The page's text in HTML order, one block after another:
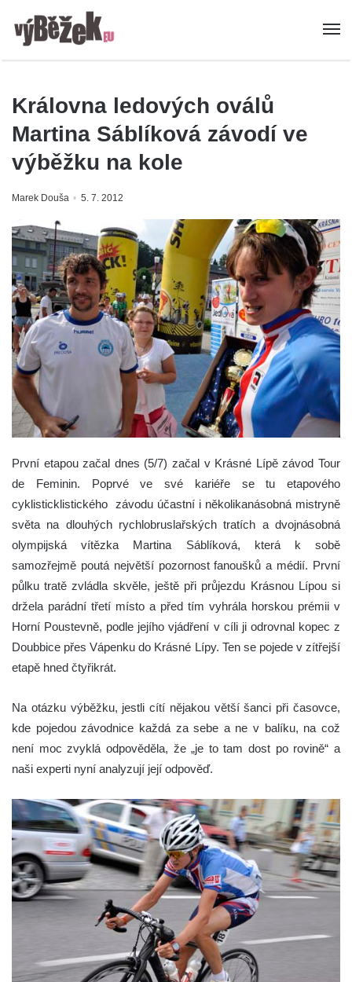
Královna ledových oválů
Martina Sáblíková závodí ve
výběžku na kole
Marek Douša 5. 7. 2012
První etapou začal dnes (5/7) začal v Krásné Lípě závod Tour
de Feminin. Poprvé ve své kariéře se tu etapového
cyklisticklistického závodu účastní i několikanásobná mistryně
světa na dlouhých rychlobruslařských tratích a dvojnásobná
olympijská vítězka Martina Sáblíková, která k sobě
samozřejmě poutá největší pozornost fanoušků a médií. První
půlku tratě zvládla skvěle, ještě při průjezdu Krásnou Lípou si
držela parádní třetí místo a před tím vyhrála horskou prémii v
Horní Poustevně, podle jejího vjádření v cíli ji odrovnal kopec z
Doubbice přes Vápenku do Krásné Lípy. Ten se pojede v zítřejší
etapě hned čtyřikrát.
Na otázku výběžku, jestli cítí nějakou větší šanci při časovce,
kde pojedou závodnice každá za sebe a ne v balíku, na což
není moc zvyklá odpověděla, že „je to tam dost po rovině“ a
naši experti nyní analyzují její odpověď.